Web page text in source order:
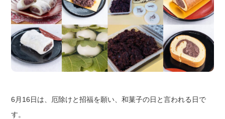
6月16日は、厄除けと招福を願い、和菓子の日と言われる日で
す。